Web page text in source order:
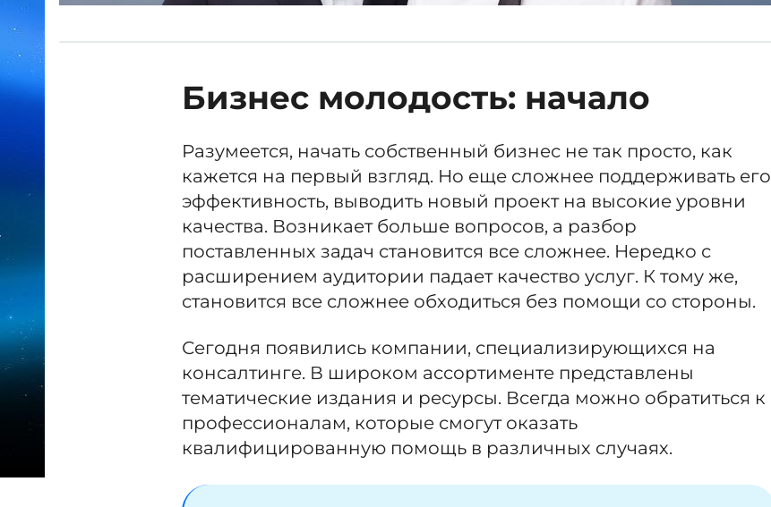
Бизнес молодость: начало
Разумеется, начать собственный бизнес не так просто, как
кажется на первый взгляд. Но еще сложнее поддерживать его
эффективность, выводить новый проект на высокие уровни
качества. Возникает больше вопросов, а разбор
поставленных задач становится все сложнее. Нередко с
расширением аудитории падает качество услуг. К тому же,
становится все сложнее обходиться без помощи со стороны.
Сегодня появились компании, специализирующихся на
консалтинге. В широком ассортименте представлены
тематические издания и ресурсы. Всегда можно обратиться к
профессионалам, которые смогут оказать
квалифицированную помощь в различных случаях.